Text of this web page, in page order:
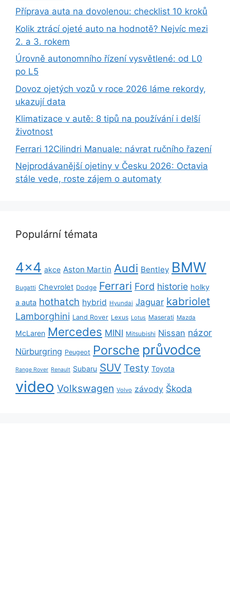
Příprava auta na dovolenou: checklist 10 kroků
Kolik ztrácí ojeté auto na hodnotě? Nejvíc mezi
2. a 3. rokem
Úrovně autonomního řízení vysvětlené: od L0
po L5
Dovoz ojetých vozů v roce 2026 láme rekordy,
ukazují data
Klimatizace v autě: 8 tipů na používání i delší
životnost
Ferrari 12Cilindri Manuale: návrat ručního řazení
Nejprodávanější ojetiny v Česku 2026: Octavia
stále vede, roste zájem o automaty
Populární témata
4x4 akce Aston Martin Audi Bentley BMW
Bugatti Chevrolet Dodge Ferrari Ford historie holky
a auta hothatch hybrid Hyundai Jaguar kabriolet
Lamborghini Land Rover Lexus Lotus Maserati Mazda
McLaren Mercedes MINI Mitsubishi Nissan názor
Nürburgring Peugeot Porsche průvodce
Range Rover Renault Subaru SUV Testy Toyota
video Volkswagen Volvo závody Škoda